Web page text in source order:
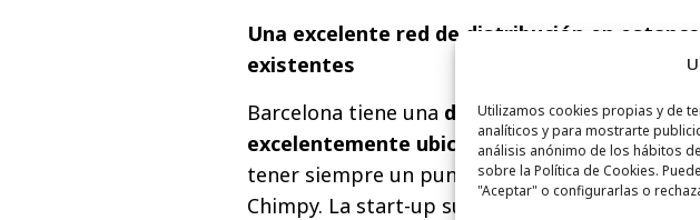
Utilizamos cookies propias y de
analíticos y para mostrarte
análisis anónimo de los hábitos
sobre la Política de Cookies.
"Aceptar" o configurarlas o
Una excelente red de distribución en
existentes
Barcelona tiene una densa red de estancos y
excelentemente ubicados en la ciudad, que
tener siempre un punto de venta cercano
Chimpy. La start-up suiza colabora con la